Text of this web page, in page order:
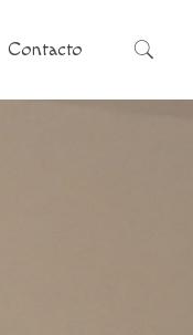
Contacto